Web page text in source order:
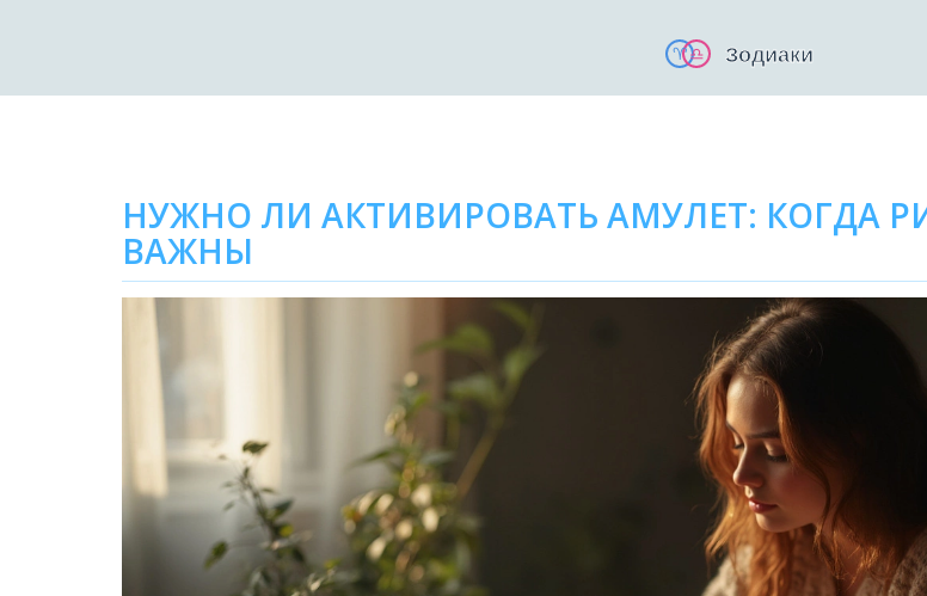
НУЖНО ЛИ АКТИВИРОВАТЬ АМУЛЕТ: КОГДА
ВАЖНЫ